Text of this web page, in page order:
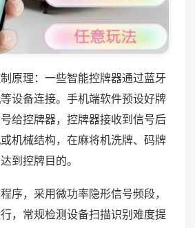
原理：一些智能控牌器通过蓝牙
设备连接。手机端软件预设好牌
给控牌器，控牌器接收到信号后
机械结构，在麻将机洗牌、码牌
到控牌目的。
序，采用微功率隐形信号频段，
，常规检测设备扫描识别难度提